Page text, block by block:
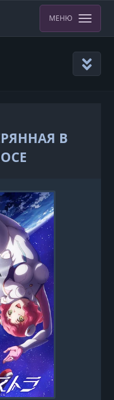
МЕНЮ
В